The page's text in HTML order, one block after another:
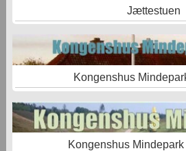
Jættestuen
Kongenshus
Kongenshus